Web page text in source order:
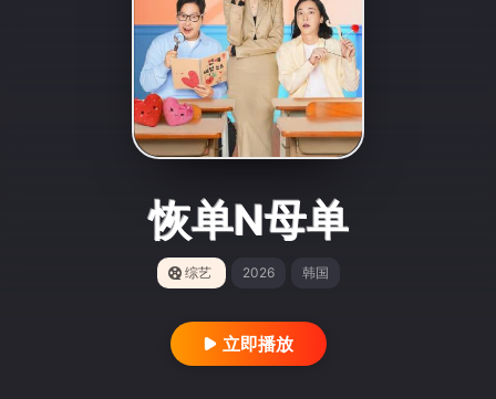
恢单N母单
综艺 2026 韩国
立即播放